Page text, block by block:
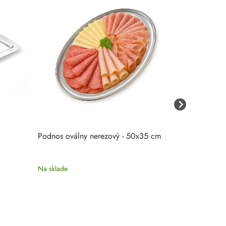
Podnos oválny nerezový - 50x35 cm
Na sklade